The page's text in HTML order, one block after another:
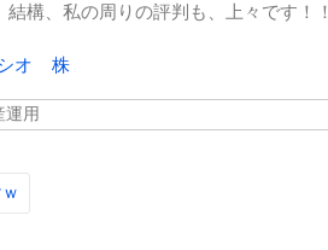
結構、私の周りの評判も、上々です！！
オ 株
運用